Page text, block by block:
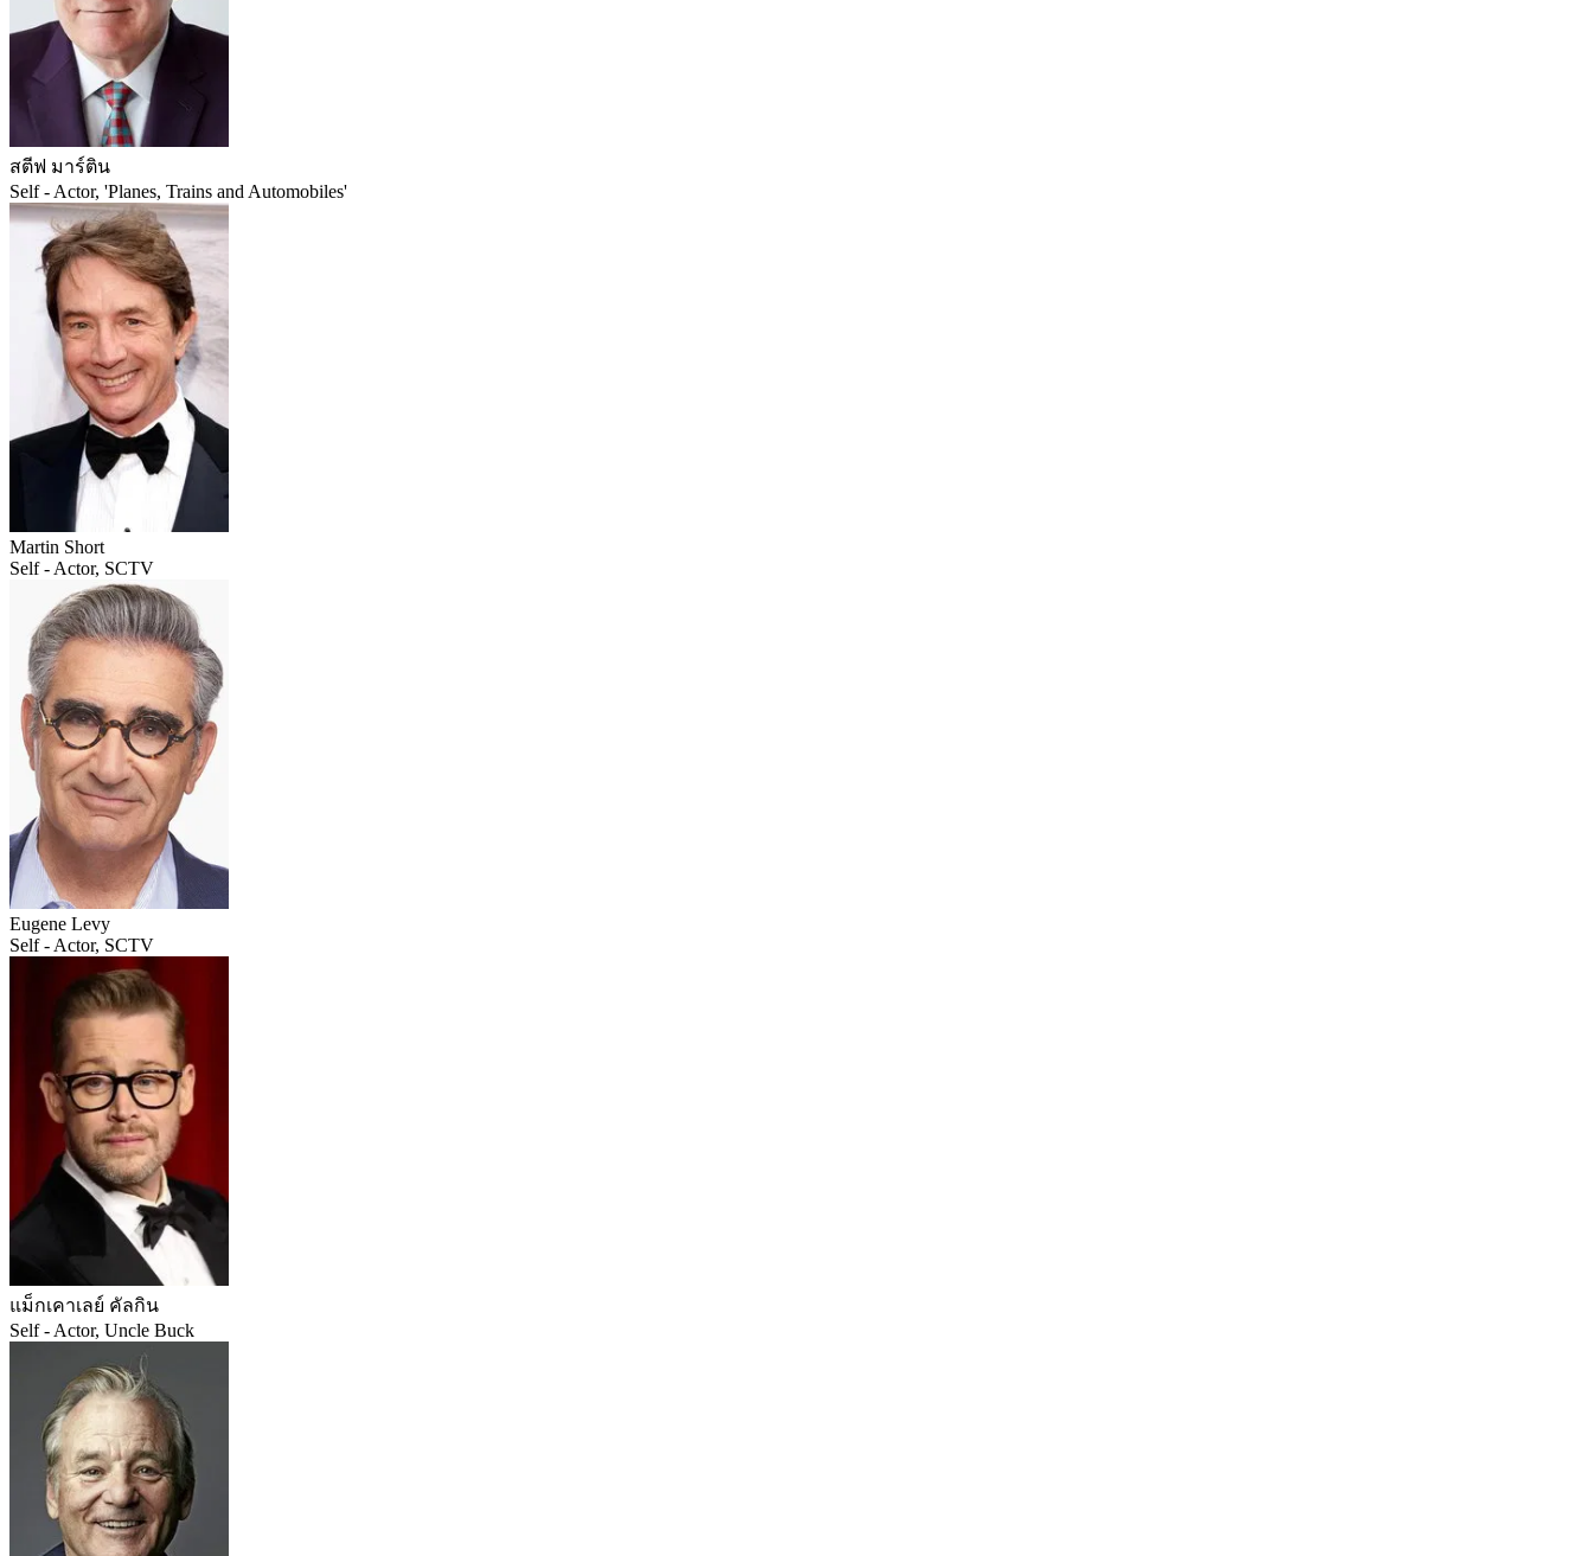
สตีฟ มาร์ติน
Self - Actor, 'Planes, Trains and Automobiles'
Martin Short
Self - Actor, SCTV
Eugene Levy
Self - Actor, SCTV
แม็กเคาเลย์ คัลกิน
Self - Actor, Uncle Buck